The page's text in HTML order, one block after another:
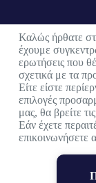
Καλώς ήρθατε
έχουμε
ερωτήσεις που
σχετικά με τα
Είτε είστε
επιλογές
μας, θα βρείτε
Εάν έχετε
επικοινωνήσετε